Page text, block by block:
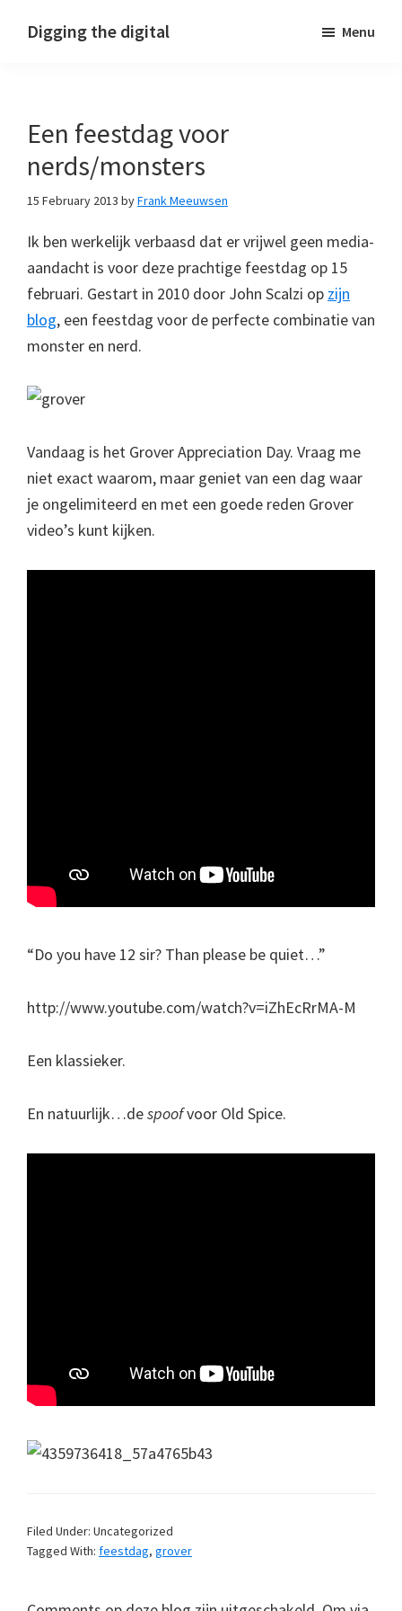
Digging the digital Menu
Een feestdag voor
nerds/monsters
15 February 2013 byFrank Meeuwsen
Ik ben werkelijk verbaasd dat er vrijwel geen media-
aandacht is voor deze prachtige feestdag op 15
februari. Gestart in 2010 door John Scalzi op zijn
blog, een feestdag voor de perfecte combinatie van
monster en nerd.
Vandaag is het Grover Appreciation Day. Vraag me
niet exact waarom, maar geniet van een dag waar
je ongelimiteerd en met een goede reden Grover
video’s kunt kijken.
“Do you have 12 sir? Than please be quiet…”
http://www.youtube.com/watch?v=iZhEcRrMA-M
Een klassieker.
En natuurlijk…despoofvoor Old Spice.
Filed Under: Uncategorized
Tagged With: feestdag, grover